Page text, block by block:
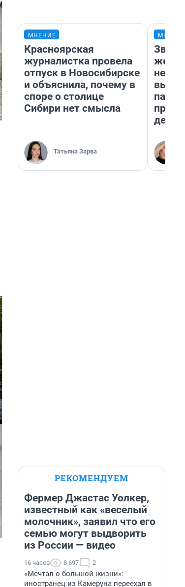
МНЕНИЕ
Красноярская
журналистка провела
отпуск в Новосибирске
и объяснила, почему в
споре о столице
Сибири нет смысла
Татьяна Зарва
день
РЕКОМЕНДУЕМ
Фермер Джастас Уолкер,
известный как «веселый
молочник», заявил что его
семью могут выдворить
из России — видео
16 часов 8 697 2
«Мечтал о большой жизни»:
иностранец из Камеруна переехал в